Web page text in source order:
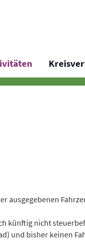
ausgegebenen
künftig nicht
und bisher keinen